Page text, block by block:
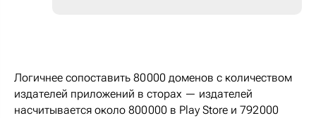
Логичнее сопоставить 80 000 доменов с количеством
издателей приложений в сторах — издателей
насчитывается около 800 000 в Play Store и 792 000